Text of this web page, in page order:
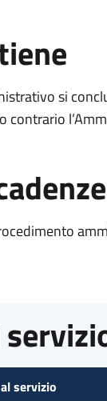
si
contrario
servizio